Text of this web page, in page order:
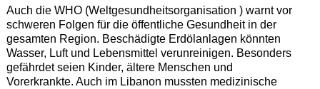
Auch die WHO (Weltgesundheitsorganisation ) warnt vor
schweren Folgen für die öffentliche Gesundheit in der
gesamten Region. Beschädigte Erdölanlagen könnten
Wasser, Luft und Lebensmittel verunreinigen. Besonders
gefährdet seien Kinder, ältere Menschen und
Vorerkrankte. Auch im Libanon mussten medizinische